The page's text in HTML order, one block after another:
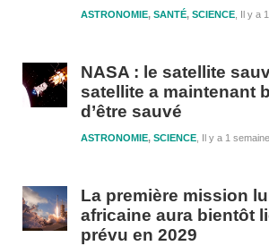
Il y a
ASTRONOMIE, SANTÉ, SCIENCE
NASA : le satellite
satellite a maintenant
d’être sauvé
Il y a 1
ASTRONOMIE, SCIENCE
La première mission
africaine aura bientôt
prévu en 2029